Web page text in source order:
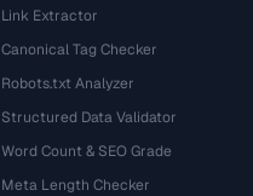
Link Extractor
Canonical Tag Checker
Robots.txt Analyzer
Structured Data Validator
Word Count & SEO Grade
Meta Length Checker